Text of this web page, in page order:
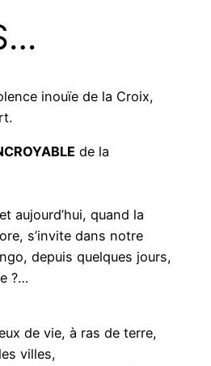
inouïe de la Croix,
de la
aujourd’hui, quand la
s’invite dans notre
depuis quelques jours,
?…
de vie, à ras de terre,
villes,